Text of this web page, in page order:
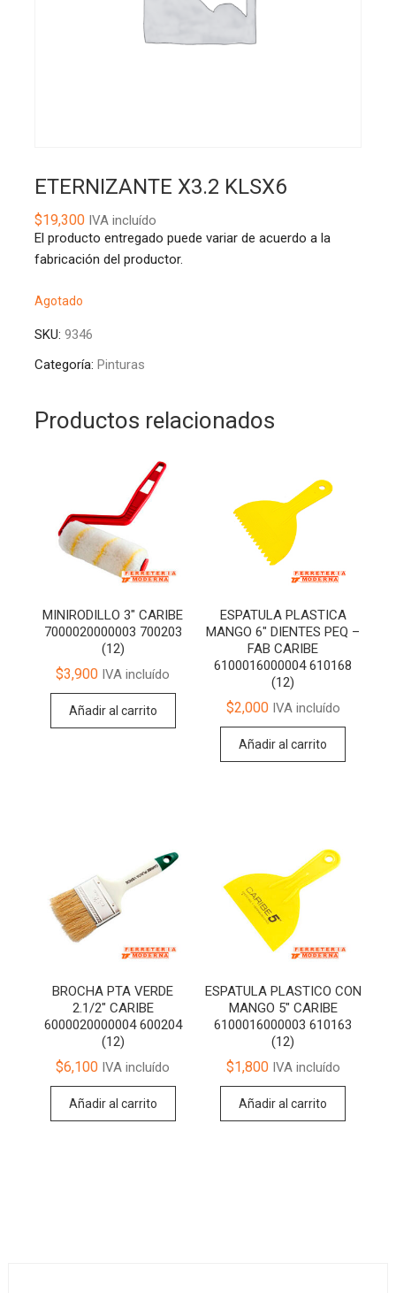
ETERNIZANTE X3.2 KLSX6
$19,300IVA incluído
El producto entregado puede variar de acuerdo a la
fabricación del productor.
Agotado
SKU: 9346
Categoría: Pinturas
Productos relacionados
MINIRODILLO 3″ CARIBE
7000020000003 700203
(12)
$3,900 IVA incluído
Añadir al carrito
ESPATULA PLASTICA
MANGO 6″ DIENTES PEQ –
FAB CARIBE
6100016000004 610168
(12)
$2,000IVA incluído
Añadir al carrito
BROCHA PTA VERDE
2.1/2″ CARIBE
6000020000004 600204
(12)
$6,100 IVA incluído
Añadir al carrito
ESPATULA PLASTICO CON
MANGO 5″ CARIBE
6100016000003 610163
(12)
$1,800IVA incluído
Añadir al carrito